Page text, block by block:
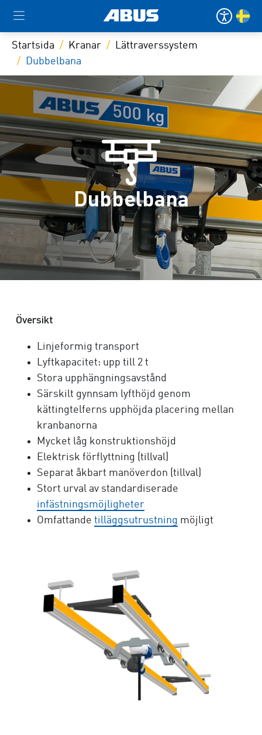
Startsida Kranar
Lättraverssystem
Dubbelbana
Dubbelbana
Översikt
Linjeformig transport
Lyftkapacitet: upp till 2 t
Stora upphängningsavstånd
Särskilt gynnsam lyfthöjd genom
kättingtelferns upphöjda placering mellan
kranbanorna
Mycket låg konstruktionshöjd
Elektrisk förflyttning (tillval)
Separat åkbart manöverdon (tillval)
Stort urval av standardiserade
infästningsmöjligheter
Omfattande tilläggsutrustning möjligt